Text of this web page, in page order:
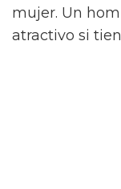
mujer. Un
atractivo si